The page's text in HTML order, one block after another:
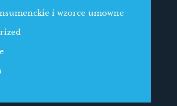
i wzorce umowne